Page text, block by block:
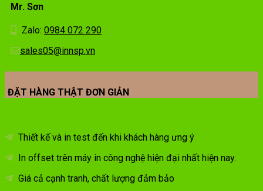
Mr. Sơn
Zalo: 0984 072 290
sales05@innsp.vn
ĐẶT HÀNG THẬT ĐƠN GIẢN
Thiết kế và in test đến khi khách hàng ưng ý
In offset trên máy in công nghệ hiện đại nhất hiện nay.
Giá cả cạnh tranh, chất lượng đảm bảo